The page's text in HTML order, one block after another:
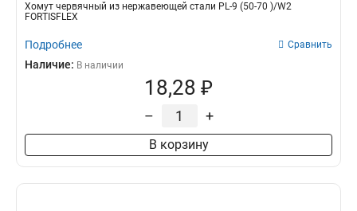
Хомут червячный из нержавеющей стали PL-9 (50-70 )/W2
FORTISFLEX
Подробнее Сравнить
Наличие: В наличии
18,28 ₽
– +
В корзину